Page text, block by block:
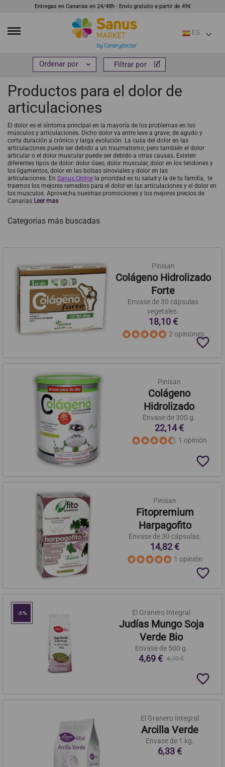
Entregas en Canarias en 24/48h - Envío gratuito a partir de 49€
ES
R Productos para el dolor de articulaciones
Productos para el dolor de
articulaciones
El dolor es el síntoma principal en la mayoría de los problemas en los
músculos y articulaciones. Dicho dolor va entre leve a grave; de agudo y
corta duración a crónico y larga evolución. La cusa del dolor en las
articulaciones puede ser debido a un traumatismo, pero también el dolor
articular o el dolor muscular puede ser debido a otras causas. Existen
diferentes tipos de dolor: dolor óseo, dolor muscular, dolor en los tendones y
los ligamentos, dolor en las bolsas sinoviales y dolor en las
articulaciones. En Sanus.Online la prioridad es tu salud y la de tu familia, te
traemos los mejores remedios para el dolor en las articulaciones y el dolor en
los musculos. Aprovecha nuestras promociones y los mejores precios de
Canarias Leer mas
Categorías más buscadas
 Filtrar por
Pinisan
Colágeno Hidrolizado
Forte
Envase de 30 cápsulas
vegetales.
18,10 €
2 opiniones
favorite_border
Pinisan
Colágeno
Hidrolizado
Envase de 300 g.
22,14 €
1 opinión
favorite_border
Pinisan
Fitopremium
Harpagofito
Envase de 30 cápsulas.
14,82 €
1 opinión
favorite_border
-5% El Granero Integral
Judías Mungo Soja
Verde Bio
Envase de 500 g.
4,69 € 4,93 €
favorite_border
El Granero Integral
Arcilla Verde
Envase de 1 kg.
6,33 €
 Filtrar por